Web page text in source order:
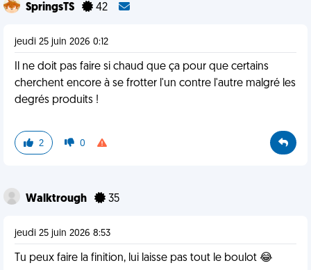
SpringsTS 42
jeudi 25 juin 2026 0:12
Il ne doit pas faire si chaud que ça pour que certains
cherchent encore à se frotter l'un contre l'autre malgré les
degrés produits !
2 0
Walktrough 35
jeudi 25 juin 2026 8:53
Tu peux faire la finition, lui laisse pas tout le boulot 😂